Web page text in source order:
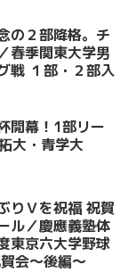
の２部降格。チ
春季関東大学男
戦 １部・２部入
開幕！1部リー
大・青学大
りＶを祝福 祝賀
ル／慶應義塾体
東京六大学野球
会～後編～